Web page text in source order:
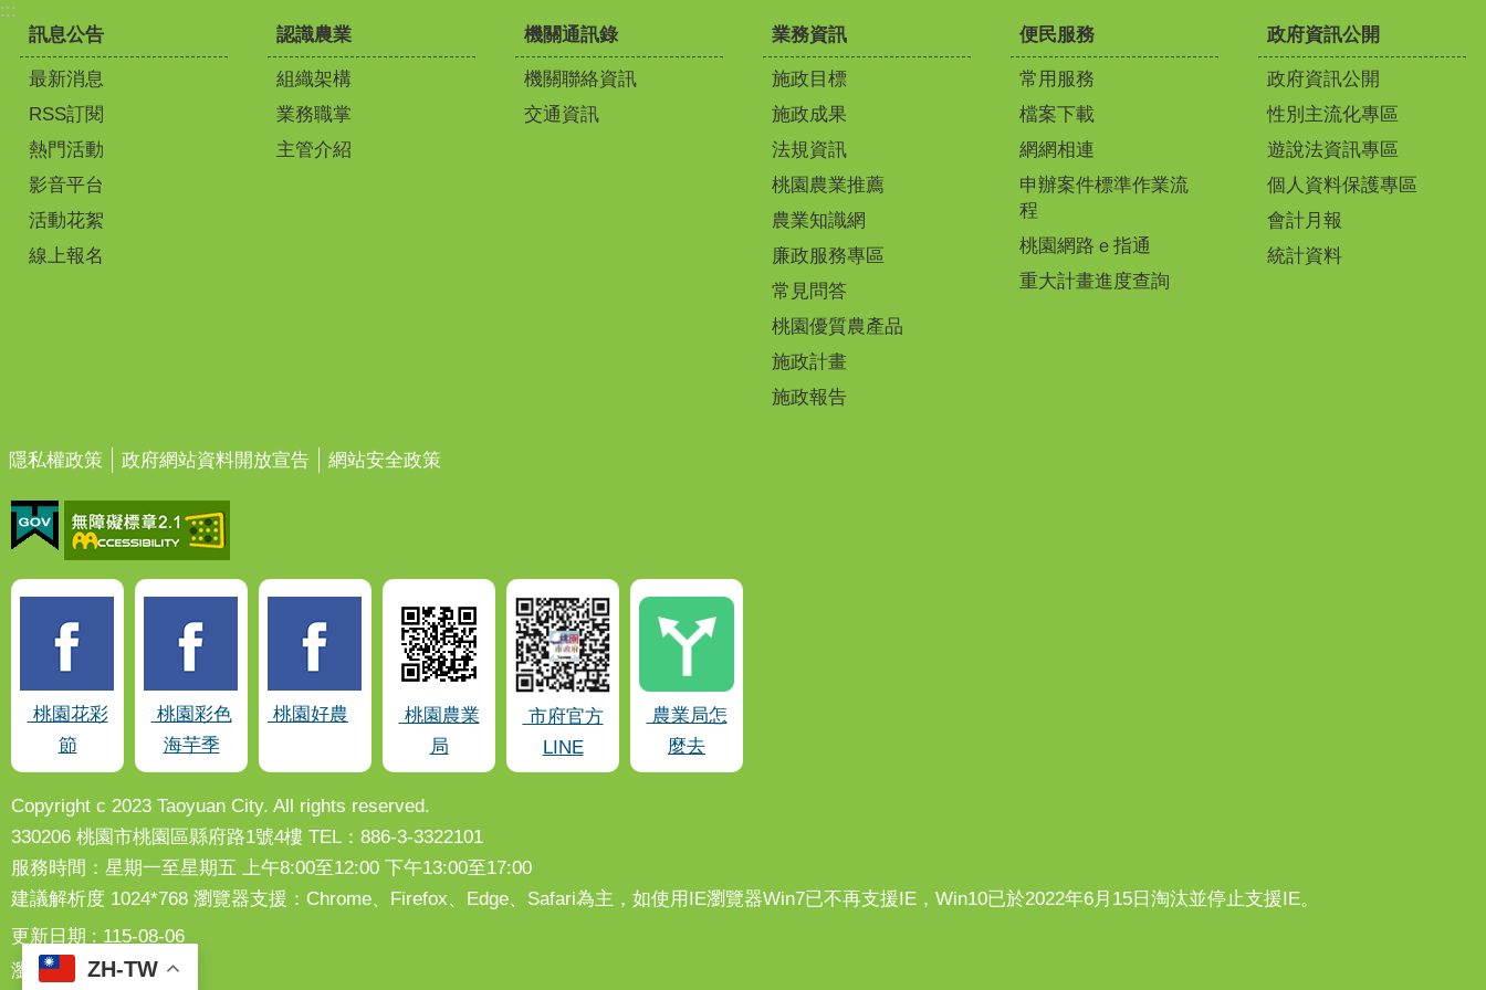
ZH-TW
:::
訊息公告
最新消息
RSS訂閱
熱門活動
影音平台
活動花絮
線上報名
認識農業
組織架構
業務職掌
主管介紹
機關通訊錄
機關聯絡資訊
交通資訊
業務資訊
施政目標
施政成果
法規資訊
桃園農業推薦
農業知識網
廉政服務專區
常見問答
桃園優質農產品
施政計畫
施政報告
便民服務
常用服務
檔案下載
網網相連
申辦案件標準作業流
程
桃園網路ｅ指通
重大計畫進度查詢
政府資訊公開
政府資訊公開
性別主流化專區
遊說法資訊專區
個人資料保護專區
會計月報
統計資料
隱私權政策 政府網站資料開放宣告 網站安全政策
桃園花彩
節
桃園彩色
海芋季
桃園好農
桃園農業
局
市府官方
LINE
農業局怎
麼去
Copyright c 2023 Taoyuan City. All rights reserved.
330206 桃園市桃園區縣府路1號4樓 TEL：886-3-3322101
服務時間：星期一至星期五 上午8:00至12:00 下午13:00至17:00
建議解析度 1024*768 瀏覽器支援：Chrome、Firefox、Edge、Safari為主，如使用IE瀏覽器Win7已不再支援IE，Win10已於2022年6月15日淘汰並停止支援IE。
更新日期
115-08-06
瀏覽人次
49